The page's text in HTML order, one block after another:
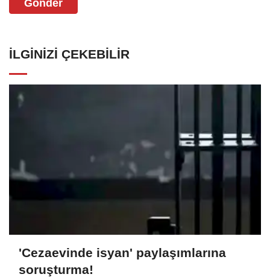
Gönder
İLGINIZI ÇEKEBILIR
'Cezaevinde isyan' paylaşımlarına
soruşturma!